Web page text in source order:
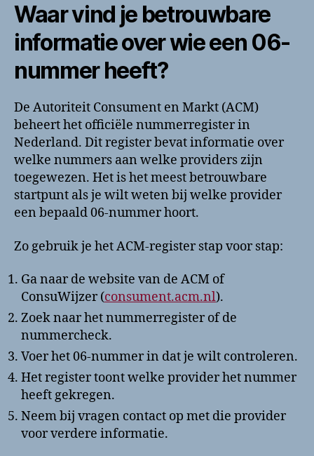
Waar vind je betrouwbare
informatie over wie een 06-
nummer heeft?
De Autoriteit Consument en Markt (ACM)
beheert het officiële nummerregister in
Nederland. Dit register bevat informatie over
welke nummers aan welke providers zijn
toegewezen. Het is het meest betrouwbare
startpunt als je wilt weten bij welke provider
een bepaald 06-nummer hoort.
Zo gebruik je het ACM-register stap voor stap:
Ga naar de website van de ACM of
ConsuWijzer (consument.acm.nl).
Zoek naar het nummerregister of de
nummercheck.
Voer het 06-nummer in dat je wilt controleren.
Het register toont welke provider het nummer
heeft gekregen.
Neem bij vragen contact op met die provider
voor verdere informatie.